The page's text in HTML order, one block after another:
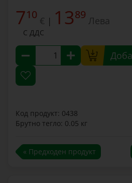
710 € | 1389 Лева
С ДДС
Код продукт: 0438
Брутно тегло: 0.05 кг
« Предходен продукт